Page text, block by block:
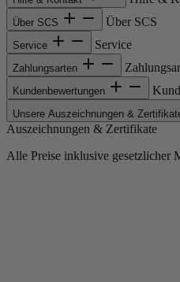
Über SCS Über SCS
Service Service
Zahlungsarten
Kundenbewertungen
Unsere Auszeichnungen &
Auszeichnungen & Zertifikate
Alle Preise inklusive gesetzlicher